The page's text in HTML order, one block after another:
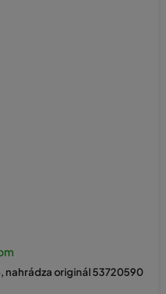
nahrádza originál 53720590